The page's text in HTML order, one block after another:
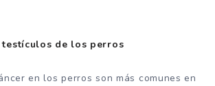
testículos de los perros
en los perros son más comunes en